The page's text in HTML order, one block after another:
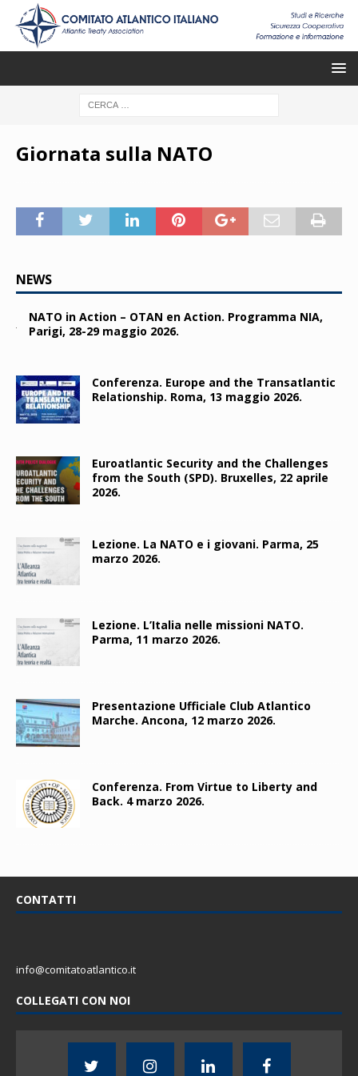
Giornata sulla NATO
NEWS
NATO in Action – OTAN en Action. Programma NIA,
Parigi, 28-29 maggio 2026.
Conferenza. Europe and the Transatlantic
Relationship. Roma, 13 maggio 2026.
Euroatlantic Security and the Challenges
from the South (SPD). Bruxelles, 22 aprile
2026.
Lezione. La NATO e i giovani. Parma, 25
marzo 2026.
Lezione. L’Italia nelle missioni NATO.
Parma, 11 marzo 2026.
Presentazione Ufficiale Club Atlantico
Marche. Ancona, 12 marzo 2026.
Conferenza. From Virtue to Liberty and
Back. 4 marzo 2026.
CONTATTI
info@comitatoatlantico.it
COLLEGATI CON NOI